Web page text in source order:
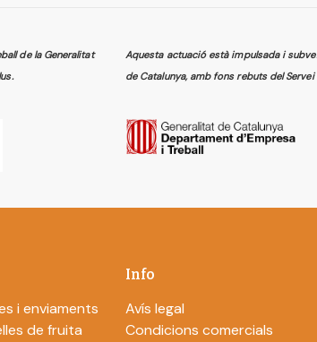
de la Generalitat
Aquesta actuació està impulsada i
de Catalunya, amb fons rebuts del Servei
i enviaments
de fruita
Info
Avís legal
Condicions comercials